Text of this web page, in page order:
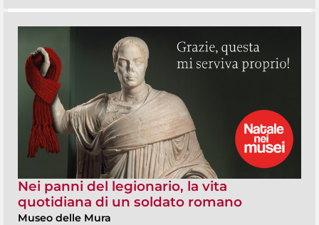
Nei panni del legionario, la vita
quotidiana di un soldato romano
Museo delle Mura